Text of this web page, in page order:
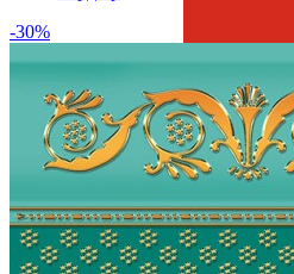
Производитель
Нефрит-Керамика
КоллекцияНефрит-Керамика
Скидка %30
Тип плиткиБордюр настенный
Размеры
Размеры20х25 см
Толщина9 мм
Ширина20 см
Длина25 см
-30%